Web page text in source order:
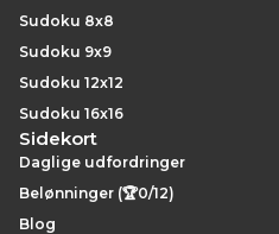
Sudoku 8x8
Sudoku 9x9
Sudoku 12x12
Sudoku 16x16
Sidekort
Daglige udfordringer
Belønninger (🏆0/12)
Blog